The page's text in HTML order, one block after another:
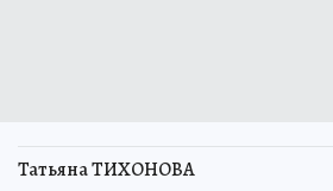
Татьяна ТИХОНОВА